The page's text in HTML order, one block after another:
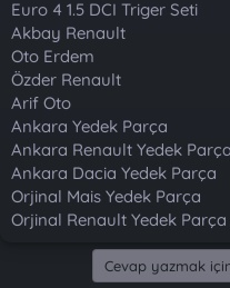
Euro 4 1.5 DCI Triger Seti
Akbay Renault
Oto Erdem
Özder Renault
Arif Oto
Ankara Yedek Parça
Ankara Renault Yedek Parça
Ankara Dacia Yedek Parça
Orjinal Mais Yedek Parça
Orjinal Renault Yedek Parça
Cevap yazmak